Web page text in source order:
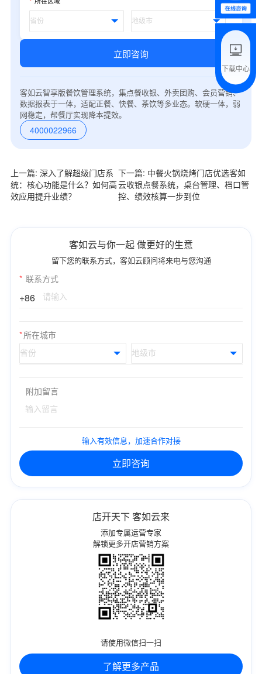
立即咨询
客如云智享版餐饮管理系统，集点餐收银、外卖团购、会员营销、
数据报表于一体，适配正餐、快餐、茶饮等多业态。软硬一体，弱
网稳定，帮餐厅实现降本提效。
4000022966
上一篇: 深入了解超级门店系
统：核心功能是什么？如何高
效应用提升业绩？
下一篇: 中餐火锅烧烤门店优选客如
云收银点餐系统，桌台管理、档口管
控、绩效核算一步到位
客如云与你一起 做更好的生意
留下您的联系方式，客如云顾问将来电与您沟通
* 联系方式
+86
*所在城市
附加留言
输入有效信息，加速合作对接
立即咨询
店开天下 客如云来
添加专属运营专家
解锁更多开店营销方案
请使用微信扫一扫
了解更多产品
下载中心
附加留言
我是老客户，了解最新优惠